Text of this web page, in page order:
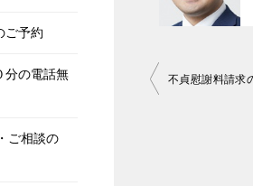
投
ご予約
分の電話無
ご相談の